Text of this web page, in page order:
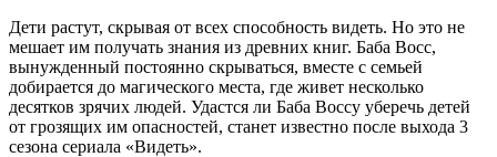
Дети растут, скрывая от всех способность видеть. Но это не
мешает им получать знания из древних книг. Баба Восс,
вынужденный постоянно скрываться, вместе с семьей
добирается до магического места, где живет несколько
десятков зрячих людей. Удастся ли Баба Воссу уберечь детей
от грозящих им опасностей, станет известно после выхода 3
сезона сериала «Видеть».